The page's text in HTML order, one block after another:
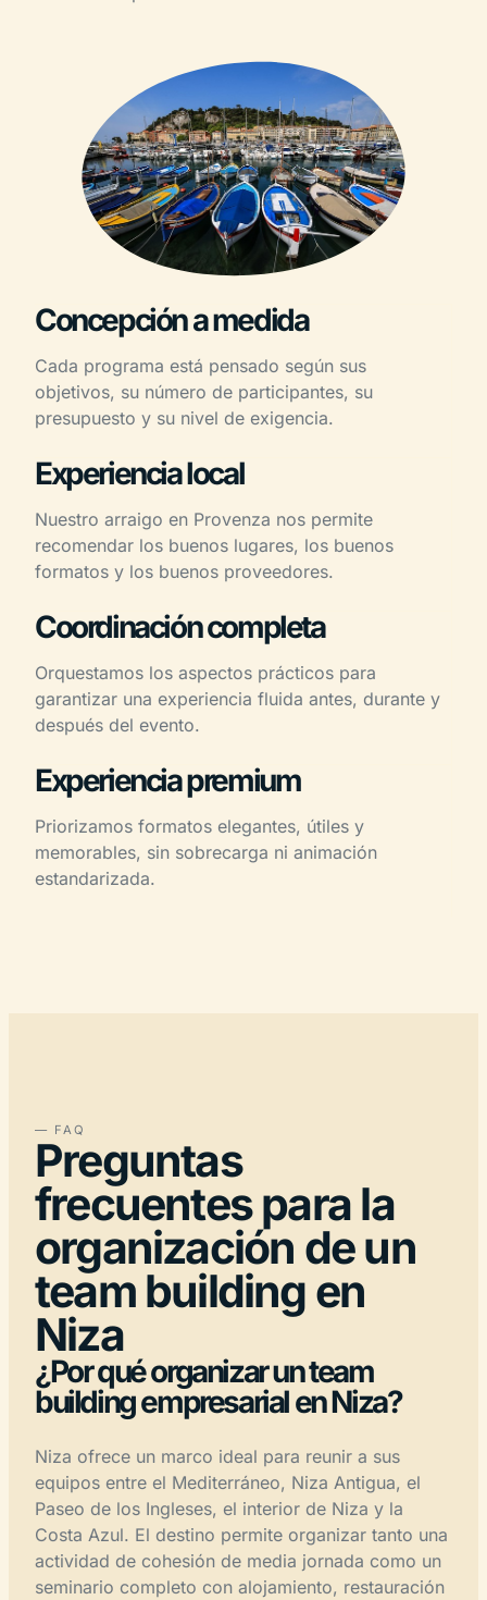
Concepción a medida
Cada programa está pensado según sus
objetivos, su número de participantes, su
presupuesto y su nivel de exigencia.
Experiencia local
Nuestro arraigo en Provenza nos permite
recomendar los buenos lugares, los buenos
formatos y los buenos proveedores.
Coordinación completa
Orquestamos los aspectos prácticos para
garantizar una experiencia fluida antes, durante y
después del evento.
Experiencia premium
Priorizamos formatos elegantes, útiles y
memorables, sin sobrecarga ni animación
estandarizada.
— FAQ
Preguntas
frecuentes para la
organización de un
team building en
Niza
¿Por qué organizar un team
building empresarial en Niza?
Niza ofrece un marco ideal para reunir a sus
equipos entre el Mediterráneo, Niza Antigua, el
Paseo de los Ingleses, el interior de Niza y la
Costa Azul. El destino permite organizar tanto una
actividad de cohesión de media jornada como un
seminario completo con alojamiento, restauración